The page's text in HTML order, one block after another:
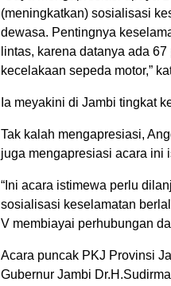
(meningkatkan) sosialisasi
dewasa. Pentingnya
lintas, karena datanya ada
kecelakaan sepeda motor,”
Ia meyakini di Jambi tingkat
Tak kalah mengapresiasi,
juga mengapresiasi acara ini
“Ini acara istimewa perlu
sosialisasi keselamatan
V membiayai perhubungan
Acara puncak PKJ Provinsi
Gubernur Jambi